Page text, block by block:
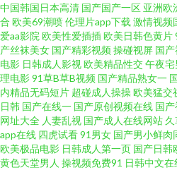
黄色精品 99成人电影院 黄色视屏观看一
视频精品网站 a含羞草无码视 丁香91大
超碰天堂 草草www 韩国av在線 美女午夜
探花 超碰91干干 国产精品第36页 日本特
红杏福利社 老熟女自慰91 深夜福利天堂
中国韩国日本高清 国产国产一区 亚洲欧
合 欧美69潮喷伦理片app下载 激情视频
爱aa影院 欧美性爱插插欧美日韩色黄片
产丝袜美女 国产精彩视频操碰视屏 国
电影 日韩成人影视欧美精品性交午夜
理电影91草B草B视频 国产精品熟女一
内精品无码短片 超碰成人操操欧美猛交
日韩 国产在线一 国产原创视频在线 国
网址大全 人妻乱视 国产成人在线网站
app在线 四虎试看91男女 国产男小鲜肉
欧美极品电影 日韩成人第一页 国产日韩
黄色天堂男人 操视频免费91 日韩中文在